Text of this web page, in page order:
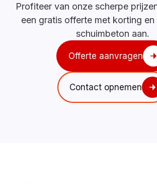
Profiteer van onze scherpe
een gratis offerte met korting
schuimbeton aan.
Offerte aanvragen
Contact opnemen